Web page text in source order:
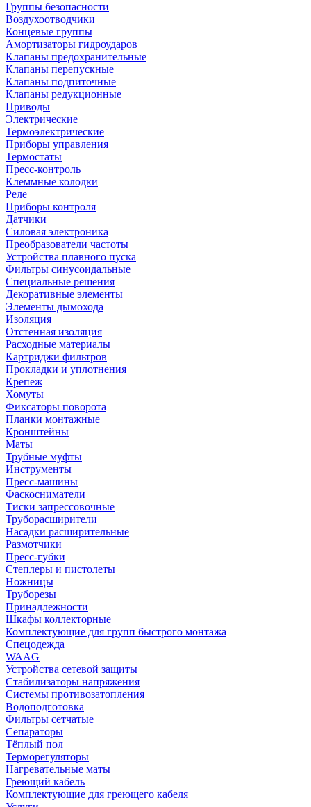
Группы безопасности
Воздухоотводчики
Концевые группы
Амортизаторы гидроударов
Клапаны предохранительные
Клапаны перепускные
Клапаны подпиточные
Клапаны редукционные
Приводы
Электрические
Термоэлектрические
Приборы управления
Термостаты
Пресс-контроль
Клеммные колодки
Реле
Приборы контроля
Датчики
Силовая электроника
Преобразователи частоты
Устройства плавного пуска
Фильтры синусоидальные
Специальные решения
Декоративные элементы
Элементы дымохода
Изоляция
Отстенная изоляция
Расходные материалы
Картриджи фильтров
Прокладки и уплотнения
Крепеж
Хомуты
Фиксаторы поворота
Планки монтажные
Кронштейны
Маты
Трубные муфты
Инструменты
Пресс-машины
Фаскосниматели
Тиски запрессовочные
Труборасширители
Насадки расширительные
Размотчики
Пресс-губки
Степлеры и пистолеты
Ножницы
Труборезы
Принадлежности
Шкафы коллекторные
Комплектующие для групп быстрого монтажа
Спецодежда
WAAG
Устройства сетевой защиты
Стабилизаторы напряжения
Системы противозатопления
Водоподготовка
Фильтры сетчатые
Сепараторы
Тёплый пол
Терморегуляторы
Нагревательные маты
Греющий кабель
Комплектующие для греющего кабеля